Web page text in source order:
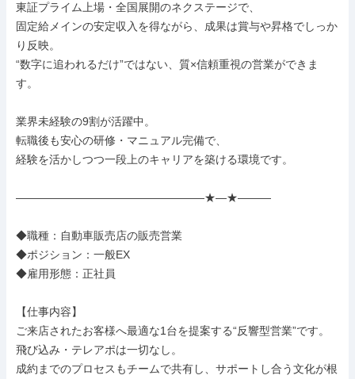
東証プライム上場・全国展開のネクステージで、
固定給メインの安定収入を得ながら、成果は賞与や昇格でしっか
り反映。
“数字に追われるだけ”ではない、質×信頼重視の営業ができま
す。
業界未経験の9割が活躍中。
転職後も安心の研修・マニュアル完備で、
経験を活かしつつ一段上のキャリアを築ける環境です。
―――――――――――――――――★―★―――
◆職種：自動車販売店の販売営業
◆ポジション：一般EX
◆雇用形態：正社員
【仕事内容】
ご来店されたお客様へ最適な1台を提案する“反響型営業”です。
飛び込み・テレアポは一切なし。
成約までのプロセスもチームで共有し、サポートし合う文化が根